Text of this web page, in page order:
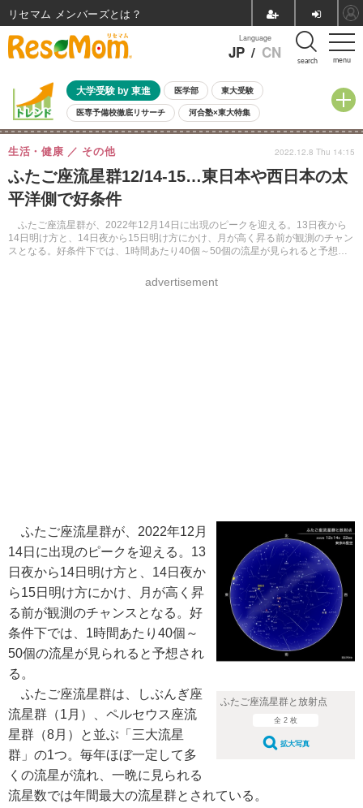
menu
Language
JP / CN search
大学受験 by 東進 医学部 東大受験
医専予備校徹底リサーチ 河合塾×東大特集
親子で考える大学選び 高校受験 中学受験 小学校受験
共通テスト 夏休み
8月開催イベント・WS 全国公立高校 過去問 人気記事
自由研究教材（小学生向け）
ふたご座流星群12/14-15…東日本や西日本の太
平洋側で好条件
ふたご座流星群が、2022年12月14日に出現のピークを迎える。13日夜から
14日明け方と、14日夜から15日明け方にかけ、月が高く昇る前が観測のチャン
スとなる。好条件下では、1時間あたり40個～50個の流星が見られると予想さ
生活・健康 その他
advertisement
2022.12.8 Thu 14:15
ふたご座流星群と放射点
全 2 枚
拡大写真
ふたご座流星群が、2022年12月
14日に出現のピークを迎える。13
日夜から14日明け方と、14日夜か
ら15日明け方にかけ、月が高く昇
る前が観測のチャンスとなる。好
条件下では、1時間あたり40個～
50個の流星が見られると予想され
る。
ふたご座流星群は、しぶんぎ座
流星群（1月）、ペルセウス座流
星群（8月）と並ぶ「三大流星
群」の1つ。毎年ほぼ一定して多
くの流星が流れ、一晩に見られる
流星数では年間最大の流星群とされている。
リセマム メンバーズ